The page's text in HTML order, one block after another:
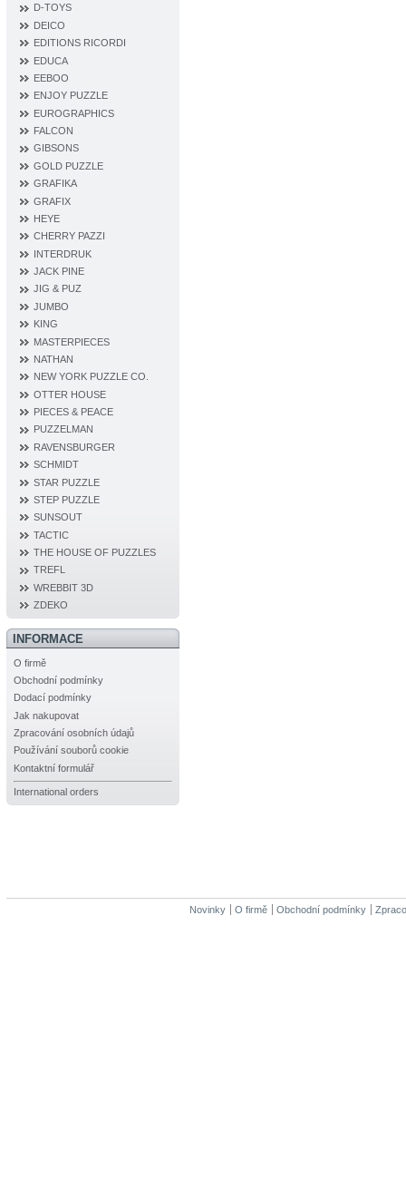
D‐TOYS
DEICO
EDITIONS RICORDI
EDUCA
EEBOO
ENJOY PUZZLE
EUROGRAPHICS
FALCON
GIBSONS
GOLD PUZZLE
GRAFIKA
GRAFIX
HEYE
CHERRY PAZZI
INTERDRUK
JACK PINE
JIG & PUZ
JUMBO
KING
MASTERPIECES
NATHAN
NEW YORK PUZZLE CO.
OTTER HOUSE
PIECES & PEACE
PUZZELMAN
RAVENSBURGER
SCHMIDT
STAR PUZZLE
STEP PUZZLE
SUNSOUT
TACTIC
THE HOUSE OF PUZZLES
TREFL
WREBBIT 3D
ZDEKO
INFORMACE
O firmě
Obchodní podmínky
Dodací podmínky
Jak nakupovat
Zpracování osobních údajů
Používání souborů cookie
Kontaktní formulář
International orders
Novinky O firmě Obchodní podmínky